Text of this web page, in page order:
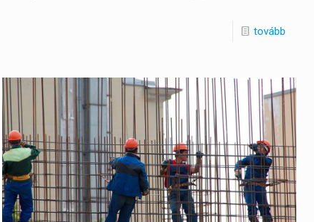
tovább